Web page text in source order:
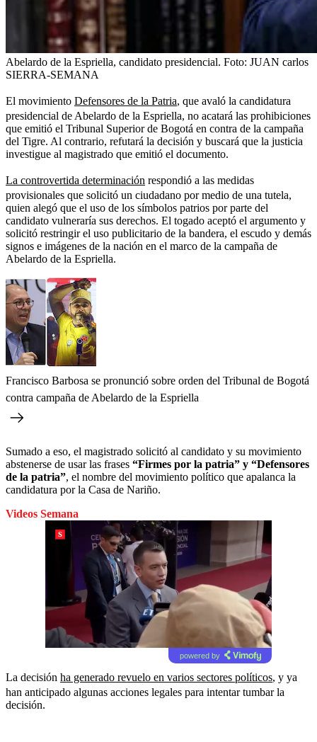
Abelardo de la Espriella, candidato presidencial. Foto: JUAN carlos
SIERRA-SEMANA
El movimiento Defensores de la Patria, que avaló la candidatura
presidencial de Abelardo de la Espriella, no acatará las prohibiciones
que emitió el Tribunal Superior de Bogotá en contra de la campaña
del Tigre. Al contrario, refutará la decisión y buscará que la justicia
investigue al magistrado que emitió el documento.
La controvertida determinación respondió a las medidas
provisionales que solicitó un ciudadano por medio de una tutela,
quien alegó que el uso de los símbolos patrios por parte del
candidato vulneraría sus derechos. El togado aceptó el argumento y
solicitó restringir el uso publicitario de la bandera, el escudo y demás
signos e imágenes de la nación en el marco de la campaña de
Abelardo de la Espriella.
Francisco Barbosa se pronunció sobre orden del Tribunal de Bogotá
contra campaña de Abelardo de la Espriella
Sumado a eso, el magistrado solicitó al candidato y su movimiento
abstenerse de usar las frases “Firmes por la patria” y “Defensores
de la patria”, el nombre del movimiento político que apalanca la
candidatura por la Casa de Nariño.
Videos Semana
powered by
La decisión ha generado revuelo en varios sectores políticos, y ya
han anticipado algunas acciones legales para intentar tumbar la
decisión.